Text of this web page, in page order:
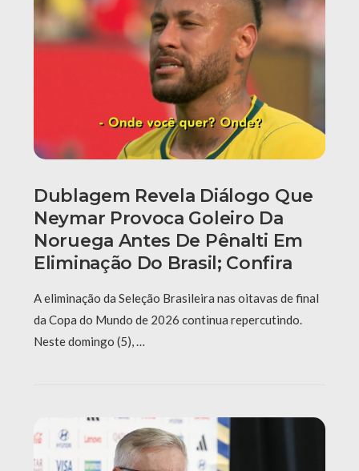
Dublagem Revela Diálogo Que
Neymar Provoca Goleiro Da
Noruega Antes De Pênalti Em
Eliminação Do Brasil; Confira
A eliminação da Seleção Brasileira nas oitavas de final
da Copa do Mundo de 2026 continua repercutindo.
Neste domingo (5), …